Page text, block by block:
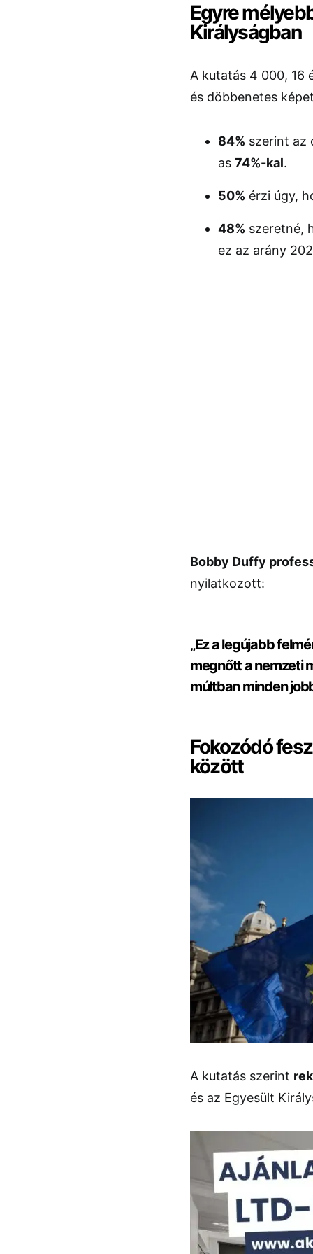
Egyre
Királyságban
A kutatás 4 000, 16
és döbbenetes
84% szerint az
as 74%-kal.
50% érzi úgy,
48% szeretné,
ez az arány
Bobby Duffy
nyilatkozott:
„Ez a legújabb
megnőtt a nemzeti
múltban minden
Fokozódó
között
A kutatás szerint
és az Egyesült